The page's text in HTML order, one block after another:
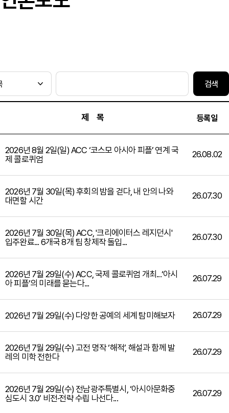
제 목 등록일
2026년 8월 2일(일) ACC ‘코스모 아시아 피플’ 연계 국
제 콜로퀴엄
26.08.02
2026년 7월 30일(목) 후회의 밤을 걷다, 내 안의 나와
대면할 시간
26.07.30
2026년 7월 30일(목) ACC, '크리에이터스 레지던시'
입주완료... 6개국 8개 팀 창제작 돌입...
26.07.30
2026년 7월 29일(수) ACC, 국제 콜로퀴엄 개최...‘아시
아 피플’의 미래를 묻는다...
26.07.29
2026년 7월 29일(수) 다양한 공예의 세계 탐미해보자 26.07.29
2026년 7월 29일(수) 고전 명작 ‘해적’, 해설과 함께 발
레의 미학 전한다
26.07.29
2026년 7월 29일(수) 전남광주특별시, ‘아시아문화중
심도시 3.0’ 비전·전략 수립 나선다...
26.07.29
검색